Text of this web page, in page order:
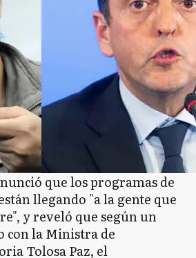
que los programas de
llegando "a la gente que
y reveló que según un
con la Ministra de
Tolosa Paz, el